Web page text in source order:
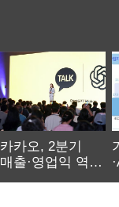
카카오, 2분기
매출·영업익 역대